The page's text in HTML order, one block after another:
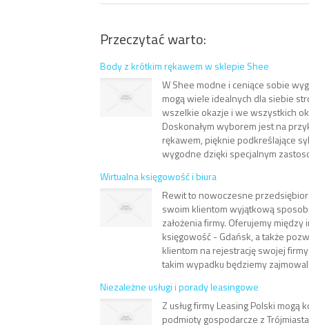
Przeczytać warto:
Body z krótkim rękawem w sklepie Shee
W Shee modne i ceniące sobie
mogą wiele idealnych dla siebie
wszelkie okazje i we wszystkich
Doskonałym wyborem jest na
rękawem, pięknie podkreślające
wygodne dzięki specjalnym
Wirtualna księgowość i biura
Rewit to nowoczesne
swoim klientom wyjątkową
założenia firmy. Oferujemy
księgowość - Gdańsk, a także
klientom na rejestrację swojej
takim wypadku będziemy
Niezależne usługi i porady leasingowe
Z usług firmy Leasing Polski mogą
podmioty gospodarcze z